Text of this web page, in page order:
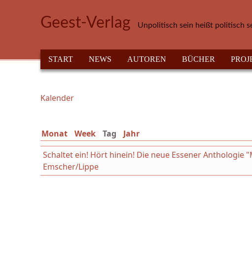
Geest-Verlag Unpolitisch sein heißt politisch
HAUPTMENÜ
START NEWS AUTOREN BÜCHER
Sie sind hier
Kalender
Monat Week Tag (aktiver Reiter)
Jahr
Schaltet ein! Hört hinein! Die neue Essener Anthologie
Emscher/Lippe